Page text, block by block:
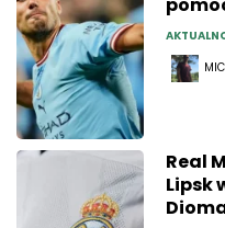
Real
Lipsk